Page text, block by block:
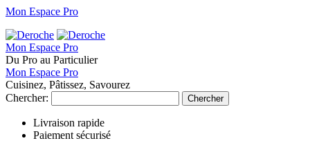
Mon Espace Pro
Mon Espace Pro
Du Pro au Particulier
Mon Espace Pro
Cuisinez, Pâtissez, Savourez
Chercher:
Chercher
Livraison rapide
Paiement sécurisé